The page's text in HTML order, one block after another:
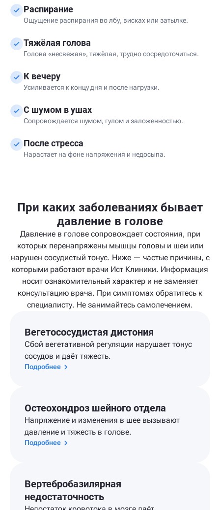
Распирание
Ощущение распирания во лбу, висках или затылке.
Тяжёлая голова
Голова «несвежая», тяжёлая, трудно сосредоточиться.
К вечеру
Усиливается к концу дня и после нагрузки.
С шумом в ушах
Сопровождается шумом, гулом и заложенностью.
После стресса
Нарастает на фоне напряжения и недосыпа.
При каких заболеваниях бывает
давление в голове
Давление в голове сопровождает состояния, при
которых перенапряжены мышцы головы и шеи или
нарушен сосудистый тонус. Ниже — частые причины, с
которыми работают врачи Ист Клиники. Информация
носит ознакомительный характер и не заменяет
консультацию врача. При симптомах обратитесь к
специалисту. Не занимайтесь самолечением.
Вегетососудистая дистония
Сбой вегетативной регуляции нарушает тонус
сосудов и даёт тяжесть.
Подробнее
Остеохондроз шейного отдела
Напряжение и изменения в шее вызывают
давление и тяжесть в голове.
Подробнее
Вертебробазилярная
недостаточность